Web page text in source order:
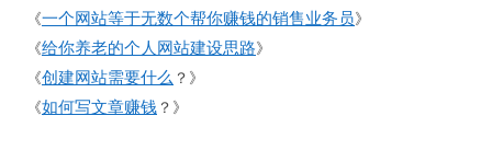
《一个网站等于无数个帮你赚钱的销售业务员》
《给你养老的个人网站建设思路》
《创建网站需要什么 ？》
《如何写文章赚钱 ？》